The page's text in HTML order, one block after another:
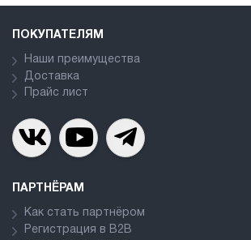
ПОКУПАТЕЛЯМ
Наши преимущества
Доставка
Прайс лист
ПАРТНЁРАМ
Как стать партнёром
Регистрация в В2В